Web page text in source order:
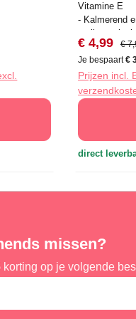
Vitamine E
- Kalmerend
antibacterieel
- 25 doekjes
€ 4,99
€
Je bespaart€
Prijzen incl.
direct
missen?
korting op je volgende